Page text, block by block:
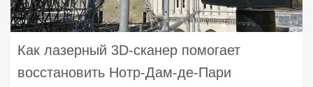
Как лазерный 3D-сканер помогает
восстановить Нотр-Дам-де-Пари